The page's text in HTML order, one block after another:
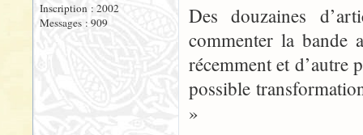
Inscription : 2002
Messages : 909
Des douzaines
commenter la bande
récemment et d’autre
possible
»